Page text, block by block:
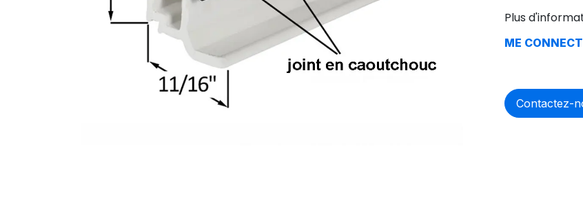
Plus
ME
Contactez-